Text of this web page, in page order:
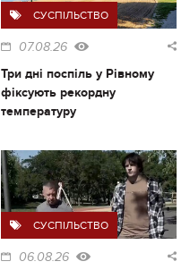
СУСПІЛЬСТВО
07.08.26
Три дні поспіль у Рівному
фіксують рекордну
температуру
СУСПІЛЬСТВО
06.08.26